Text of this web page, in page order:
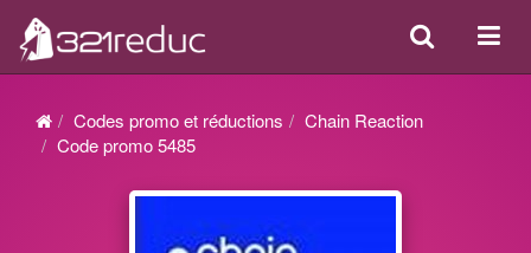
ou
Search
Codes promo et réductions
Chain Reaction
Code promo 5485